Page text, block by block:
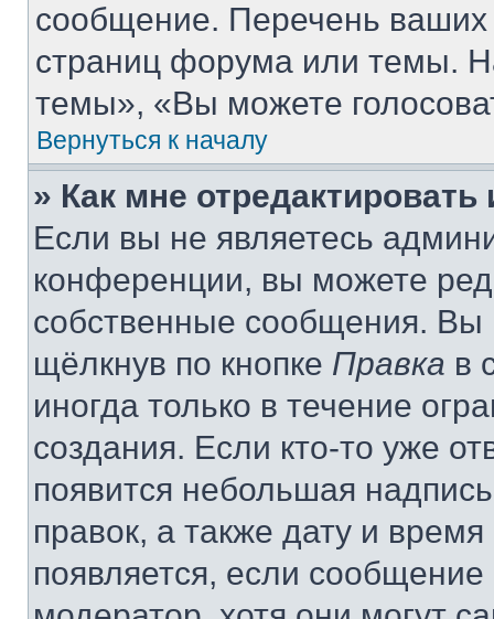
сообщение. Перечень ваших
страниц форума или темы.
темы», «Вы можете
Вернуться к началу
» Как мне
Если вы не являетесь
конференции, вы можете
собственные сообщения. Вы
щёлкнув по кнопке Правка в
иногда только в течение
создания. Если кто-то уже
появится небольшая
правок, а также дату и
появляется, если